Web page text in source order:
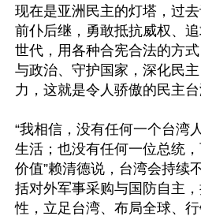
现在是亚洲民主的灯塔，过
前仆后继，勇敢抵抗威权、
世代，用各种合宪合法的方
与政治、守护国家，深化民
力，这就是令人骄傲的民主台
“我相信，没有任何一个台湾
生活；也没有任何一位总统
价值”赖清德说，台湾会持续
括对外军事采购与国防自主
性，立足台湾、布局全球、